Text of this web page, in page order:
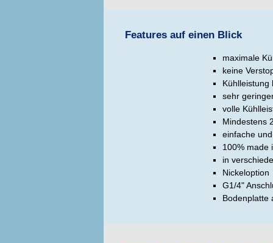
Features auf einen Blick
maximale
keine
Kühlleistung
sehr
volle
Mindestens
einfache
100% made
in
Nickeloption
G1/4"
Bodenplatte